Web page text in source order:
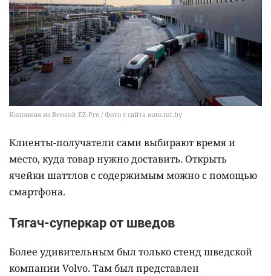
Колонная из Renault EZ-Pro / Фото с сайта auto.tut.by
Клиенты-получатели сами выбирают время и
место, куда товар нужно доставить. Открыть
ячейки шаттлов с содержимым можно с помощью
смартфона.
Тягач-суперкар от шведов
Более удивительным был только стенд шведской
компании Volvo. Там был представлен